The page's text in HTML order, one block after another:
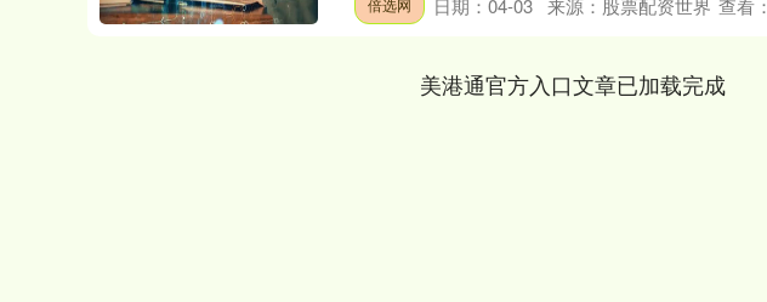
倍选网
美港通官方入口文章已加载完成